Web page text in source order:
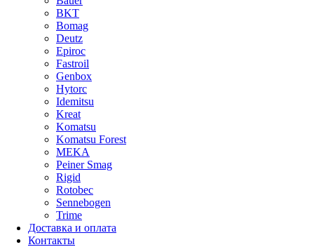
BKT
Bomag
Deutz
Epiroc
Fastroil
Genbox
Hytorc
Idemitsu
Kreat
Komatsu
Komatsu Forest
MEKA
Peiner Smag
Rigid
Rotobec
Sennebogen
Trime
Доставка и оплата
Контакты